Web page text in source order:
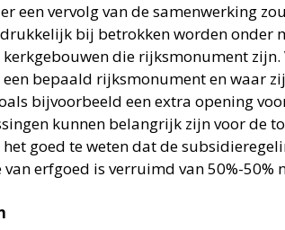
een vervolg van de samenwerking
bij betrokken worden onder
kerkgebouwen die rijksmonument
bepaald rijksmonument en waar
bijvoorbeeld een extra opening
kunnen belangrijk zijn voor de
goed te weten dat de
erfgoed is verruimd van 50%-50%